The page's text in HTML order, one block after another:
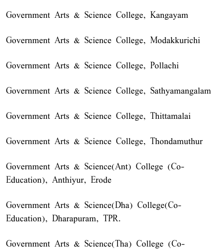
Government Arts & Science College, Kangayam
Government Arts & Science College, Modakkurichi
Government Arts & Science College, Pollachi
Government Arts & Science College, Sathyamangalam
Government Arts & Science College, Thittamalai
Government Arts & Science College, Thondamuthur
Government Arts & Science(Ant) College (Co-
Education), Anthiyur, Erode
Government Arts & Science(Dha) College(Co-
Education), Dharapuram, TPR.
Government Arts & Science(Tha) College (Co-